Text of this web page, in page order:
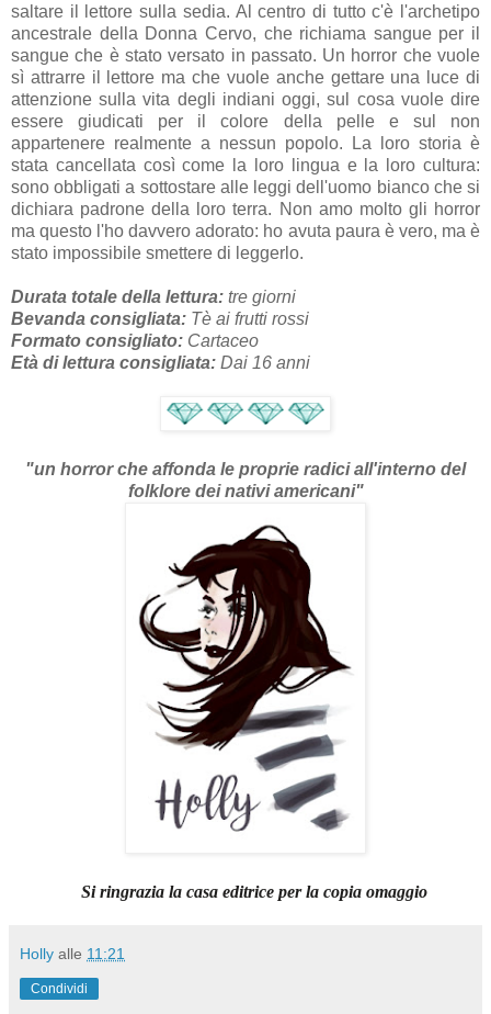
saltare il lettore sulla sedia. Al centro di tutto c'è l'archetipo
ancestrale della Donna Cervo, che richiama sangue per il
sangue che è stato versato in passato. Un horror che vuole
sì attrarre il lettore ma che vuole anche gettare una luce di
attenzione sulla vita degli indiani oggi, sul cosa vuole dire
essere giudicati per il colore della pelle e sul non
appartenere realmente a nessun popolo. La loro storia è
stata cancellata così come la loro lingua e la loro cultura:
sono obbligati a sottostare alle leggi dell'uomo bianco che si
dichiara padrone della loro terra. Non amo molto gli horror
ma questo l'ho davvero adorato: ho avuta paura è vero, ma è
stato impossibile smettere di leggerlo.
Durata totale della lettura: tre giorni
Bevanda consigliata: Tè ai frutti rossi
Formato consigliato: Cartaceo
Età di lettura consigliata: Dai 16 anni
"un horror che affonda le proprie radici all'interno del
folklore dei nativi americani"
Si ringrazia la casa editrice per la copia omaggio
Holly alle 11:21
Condividi